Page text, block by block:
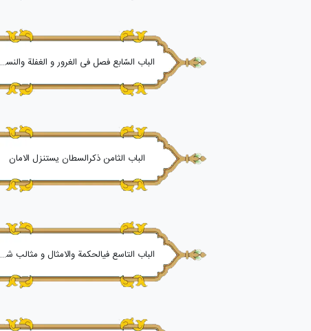
الباب السّابع فصل فی الغرور و الغفلة والنسیان و حبّ الامانی والتّهور فی امور الدّنیا و نسیان الموت والبعث والنشر
الباب الثامن ذکرالسطان یستنزل الامان
الباب التاسع فیالحکمة والامثال و مثالب شعراء المدّعین ومذّمة الاطباء والمنجّمین